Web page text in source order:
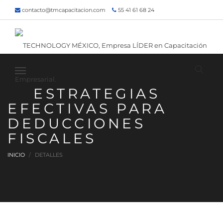
contacto@tmcapacitacion.com 55 41 61 68 24
55 47 60 80 49
Inicio ¿Quiénes somos? Contacto
¡Siguenos!
ESTRATEGIAS
EFECTIVAS PARA
DEDUCCIONES
FISCALES
INICIO DETALLES